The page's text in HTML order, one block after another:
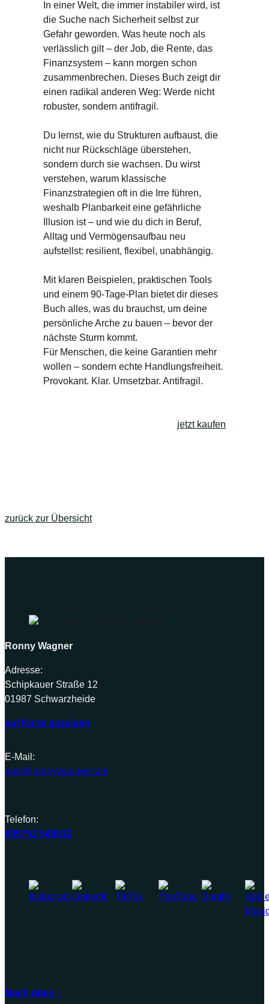
In einer Welt, die immer instabiler wird, ist
die Suche nach Sicherheit selbst zur
Gefahr geworden. Was heute noch als
verlässlich gilt – der Job, die Rente, das
Finanzsystem – kann morgen schon
zusammenbrechen. Dieses Buch zeigt dir
einen radikal anderen Weg: Werde nicht
robuster, sondern antifragil.
Du lernst, wie du Strukturen aufbaust, die
nicht nur Rückschläge überstehen,
sondern durch sie wachsen. Du wirst
verstehen, warum klassische
Finanzstrategien oft in die Irre führen,
weshalb Planbarkeit eine gefährliche
Illusion ist – und wie du dich in Beruf,
Alltag und Vermögensaufbau neu
aufstellst: resilient, flexibel, unabhängig.
Mit klaren Beispielen, praktischen Tools
und einem 90-Tage-Plan bietet dir dieses
Buch alles, was du brauchst, um deine
persönliche Arche zu bauen – bevor der
nächste Sturm kommt.
Für Menschen, die keine Garantien mehr
wollen – sondern echte Handlungsfreiheit.
Provokant. Klar. Umsetzbar. Antifragil.
jetzt kaufen
zurück zur Übersicht
Ronny Wagner
Adresse:
Schipkauer Straße 12
01987 Schwarzheide
auf Karte anzeigen
E-Mail:
post@ronnywagner.com
Telefon:
035752 949512
Nach oben ↑